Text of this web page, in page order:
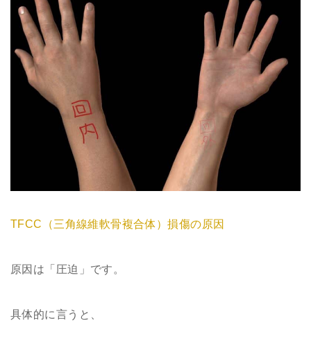
TFCC（三角線維軟骨複合体）損傷の原因
原因は「圧迫」です。
具体的に言うと、